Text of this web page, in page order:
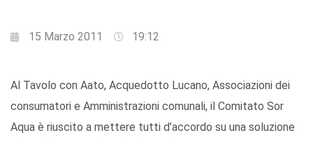
15 Marzo 2011 19:12
Al Tavolo con Aato, Acquedotto Lucano, Associazioni dei
consumatori e Amministrazioni comunali, il Comitato Sor
Aqua è riuscito a mettere tutti d’accordo su una soluzione